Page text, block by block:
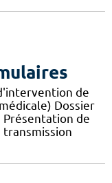
de
Dossier
de
transmission